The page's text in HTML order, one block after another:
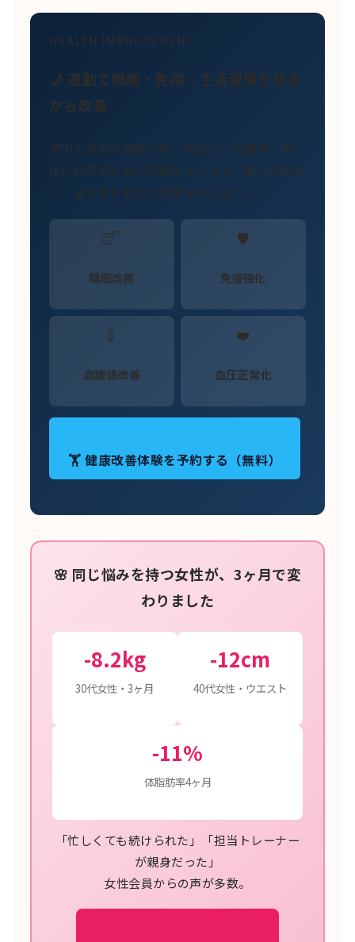
HEALTH IMPROVEMENT
🌙 運動で睡眠・免疫・生活習慣を根本
から改善
適切な運動は睡眠の質・免疫力・血糖値・血
圧に科学的に良い影響を与えます。薬に頼る前
に、まず体を動かす習慣を作りましょう。
😴
睡眠改善
🛡️
免疫強化
💉
血糖値改善
❤️
血圧正常化
🏋️ 健康改善体験を予約する（無料）
🌸 同じ悩みを持つ女性が、3ヶ月で変
わりました
-8.2kg
30代女性・3ヶ月
-12cm
40代女性・ウエスト
-11%
体脂肪率4ヶ月
「忙しくても続けられた」「担当トレーナー
が親身だった」
女性会員からの声が多数。